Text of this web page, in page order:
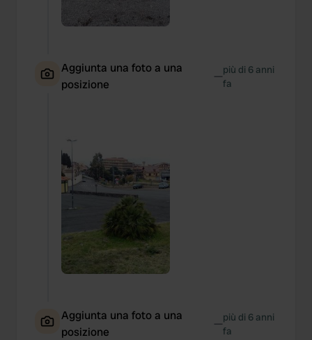
Aggiunta una foto a una
posizione
—più di 6 anni
fa
Aggiunta una foto a una
posizione
—più di 6 anni
fa